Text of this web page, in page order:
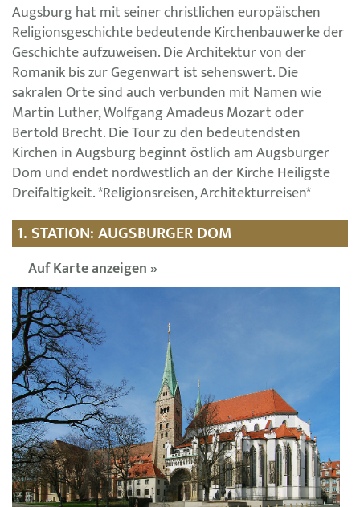
Augsburg hat mit seiner christlichen europäischen
Religionsgeschichte bedeutende Kirchenbauwerke der
Geschichte aufzuweisen. Die Architektur von der
Romanik bis zur Gegenwart ist sehenswert. Die
sakralen Orte sind auch verbunden mit Namen wie
Martin Luther, Wolfgang Amadeus Mozart oder
Bertold Brecht. Die Tour zu den bedeutendsten
Kirchen in Augsburg beginnt östlich am Augsburger
Dom und endet nordwestlich an der Kirche Heiligste
Dreifaltigkeit. *Religionsreisen, Architekturreisen*
1. STATION: AUGSBURGER DOM
Auf Karte anzeigen »